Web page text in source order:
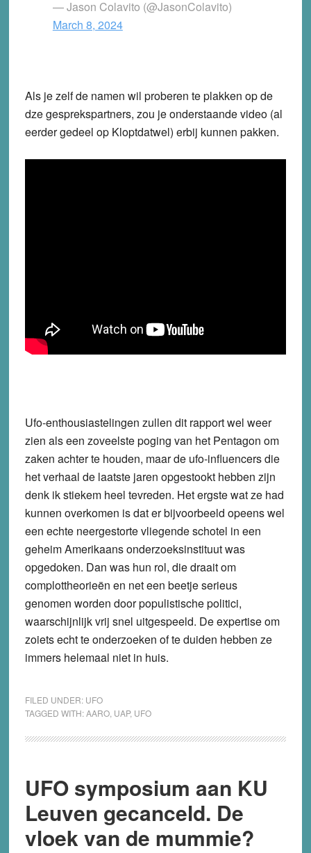
— Jason Colavito (@JasonColavito)
March 8, 2024
Als je zelf de namen wil proberen te plakken op de
dze gesprekspartners, zou je onderstaande video (al
eerder gedeel op Kloptdatwel) erbij kunnen pakken.
Ufo-enthousiastelingen zullen dit rapport wel weer
zien als een zoveelste poging van het Pentagon om
zaken achter te houden, maar de ufo-influencers die
het verhaal de laatste jaren opgestookt hebben zijn
denk ik stiekem heel tevreden. Het ergste wat ze had
kunnen overkomen is dat er bijvoorbeeld opeens wel
een echte neergestorte vliegende schotel in een
geheim Amerikaans onderzoeksinstituut was
opgedoken. Dan was hun rol, die draait om
complottheorieën en net een beetje serieus
genomen worden door populistische politici,
waarschijnlijk vrij snel uitgespeeld. De expertise om
zoiets echt te onderzoeken of te duiden hebben ze
immers helemaal niet in huis.
FILED UNDER: UFO
TAGGED WITH:AARO, UAP, UFO
UFO symposium aan KU
Leuven gecanceld. De
vloek van de mummie?